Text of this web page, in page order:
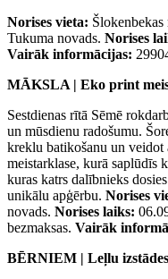
Norises vieta:
Tukuma novads. Norises
Vairāk informācijas:
MĀKSLA | Eko print
Sestdienas rītā Sēmē
un mūsdienu radošumu.
kreklu batikošanu un veidot
meistarklase, kurā saplūdīs
kuras katrs dalībnieks
unikālu apģērbu. Norises
novads. Norises laiks:
bezmaksas. Vairāk
BĒRNIEM | Leļlu